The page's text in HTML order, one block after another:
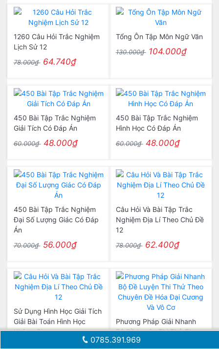
1260 Câu Hỏi Trắc Nghiệm
Lịch Sử 12
78.000₫ 64.740₫
Tổng Ôn Tập Môn Ngữ Văn
130.000₫ 104.000₫
450 Bài Tập Trắc Nghiệm
Giải Tích Có Đáp Án
60.000₫ 48.000₫
450 Bài Tập Trắc Nghiệm
Hình Học Có Đáp Án
60.000₫ 48.000₫
450 Bài Tập Trắc Nghiệm
Đại Số Lượng Giác Có Đáp
Án
70.000₫ 56.000₫
Câu Hỏi Và Bài Tập Trắc
Nghiệm Địa Lí Theo Chủ Đề
12
78.000₫ 62.400₫
Sử Dụng Hình Học Giải Tích
Giải Bài Toán Hình Học
Không Gian
118.000₫ 94.400₫
Phương Pháp Giải Nhanh
Bộ Đề Luyện Thi Thử Theo
Chuyên Đề Hóa Đại Cương
0785.391.969